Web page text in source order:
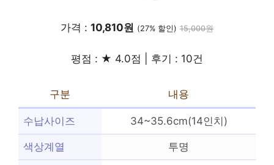
가격 : 10,810원 (27% 할인) 15,000원
평점 : ★ 4.0점 | 후기 : 10건
구분 내용
수납사이즈 34~35.6cm(14인치)
색상계열 투명